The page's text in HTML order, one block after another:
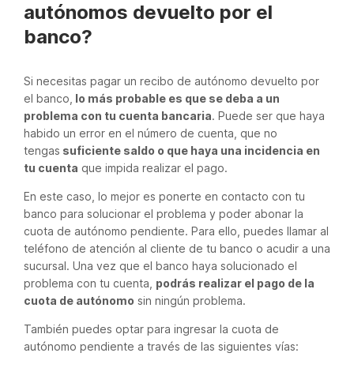
autónomos devuelto por el
banco?
Si necesitas pagar un recibo de autónomo devuelto por
el banco, lo más probable es que se deba a un
problema con tu cuenta bancaria. Puede ser que haya
habido un error en el número de cuenta, que no
tengas suficiente saldo o que haya una incidencia en
tu cuenta que impida realizar el pago.
En este caso, lo mejor es ponerte en contacto con tu
banco para solucionar el problema y poder abonar la
cuota de autónomo pendiente. Para ello, puedes llamar al
teléfono de atención al cliente de tu banco o acudir a una
sucursal. Una vez que el banco haya solucionado el
problema con tu cuenta, podrás realizar el pago de la
cuota de autónomo sin ningún problema.
También puedes optar para ingresar la cuota de
autónomo pendiente a través de las siguientes vías: